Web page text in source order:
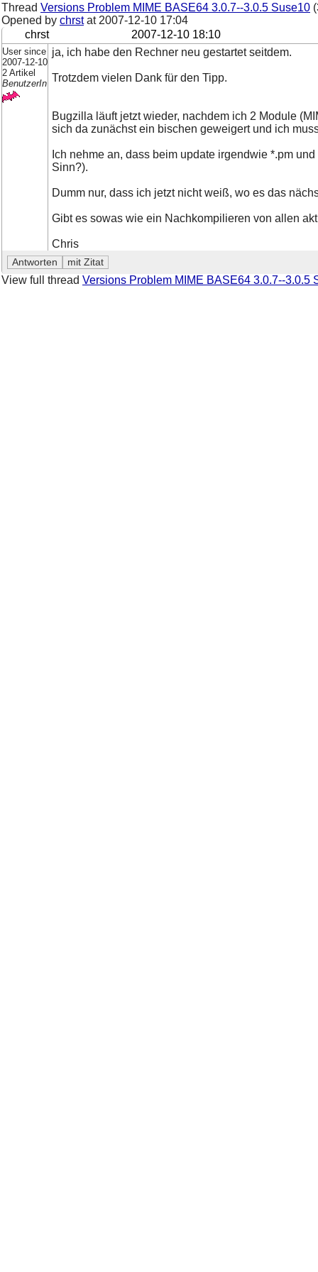
Thread Versions Problem MIME BASE64 3.0.7--3.0.5 Suse10
Opened by chrstat 2007-12-10 17:04
chrst
2007-12-10 18:10
User since
2007-12-10
2 Artikel
BenutzerIn
ja, ich habe den Rechner neu gestartet seitdem.
Trotzdem vielen Dank für den Tipp.
Bugzilla läuft jetzt wieder, nachdem ich 2 Module
sich da zunächst ein bischen geweigert und ich
Ich nehme an, dass beim update irgendwie *.pm
Sinn?).
Dumm nur, dass ich jetzt nicht weiß, wo es das
Gibt es sowas wie ein Nachkompilieren von allen
Chris
View full thread Versions Problem MIME BASE64 3.0.7--3.0.5